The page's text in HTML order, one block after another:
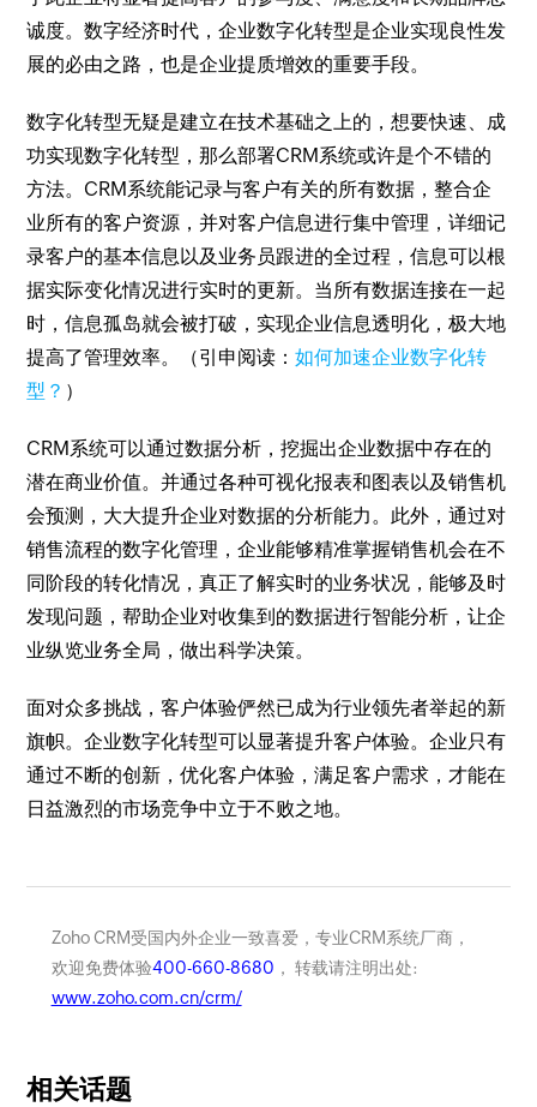
诚度。数字经济时代，企业数字化转型是企业实现良性发
展的必由之路，也是企业提质增效的重要手段。
数字化转型无疑是建立在技术基础之上的，想要快速、成
功实现数字化转型，那么部署CRM系统或许是个不错的
方法。CRM系统能记录与客户有关的所有数据，整合企
业所有的客户资源，并对客户信息进行集中管理，详细记
录客户的基本信息以及业务员跟进的全过程，信息可以根
据实际变化情况进行实时的更新。当所有数据连接在一起
时，信息孤岛就会被打破，实现企业信息透明化，极大地
提高了管理效率。（引申阅读：如何加速企业数字化转
型？ ）
CRM系统可以通过数据分析，挖掘出企业数据中存在的
潜在商业价值。并通过各种可视化报表和图表以及销售机
会预测，大大提升企业对数据的分析能力。此外，通过对
销售流程的数字化管理，企业能够精准掌握销售机会在不
同阶段的转化情况，真正了解实时的业务状况，能够及时
发现问题，帮助企业对收集到的数据进行智能分析，让企
业纵览业务全局，做出科学决策。
面对众多挑战，客户体验俨然已成为行业领先者举起的新
旗帜。企业数字化转型可以显著提升客户体验。企业只有
通过不断的创新，优化客户体验，满足客户需求，才能在
日益激烈的市场竞争中立于不败之地。
Zoho CRM受国内外企业一致喜爱，专业CRM系统厂商，
欢迎免费体验400-660-8680 ， 转载请注明出处:
www.zoho.com.cn/crm/
相关话题